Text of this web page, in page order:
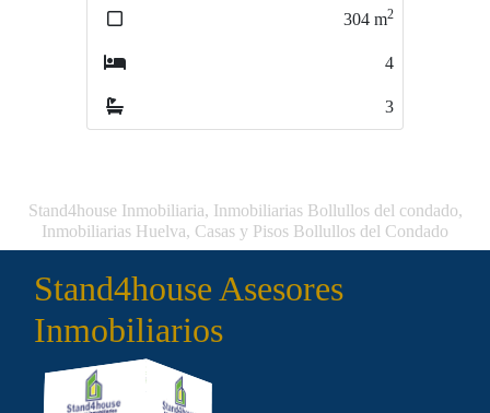
304 m2
4
3
Stand4house Inmobiliaria, Inmobiliarias Bollullos del condado,
Inmobiliarias Huelva, Casas y Pisos Bollullos del Condado
Stand4house Asesores
Inmobiliarios